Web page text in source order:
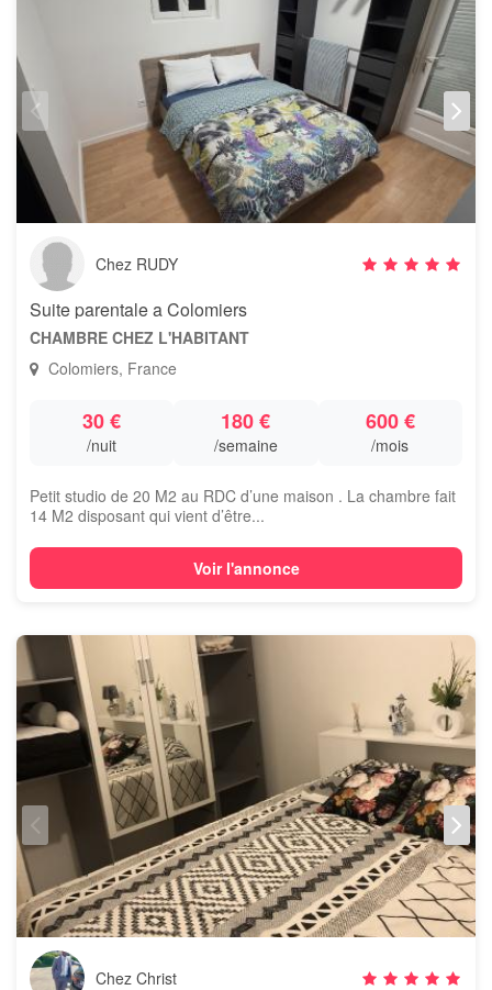
Chez RUDY
Suite parentale a Colomiers
CHAMBRE CHEZ L'HABITANT
Colomiers, France
30 €
/nuit
180 €
/semaine
600 €
/mois
Petit studio de 20 M2 au RDC d’une maison . La chambre fait
14 M2 disposant qui vient d’être...
Voir l'annonce
Chez Christ